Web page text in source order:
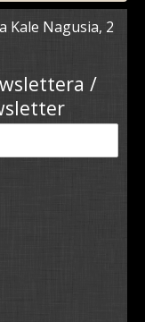
Kale Nagusia, 2
/